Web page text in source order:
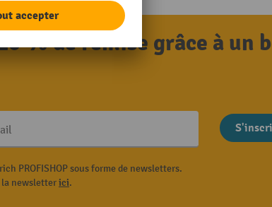
% de remise grâce à un
PROFISHOP sous forme de newsletters.
la newsletterici.